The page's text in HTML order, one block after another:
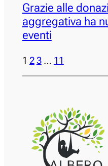
Grazie alle
aggregativa ha
eventi
1 23 … 11